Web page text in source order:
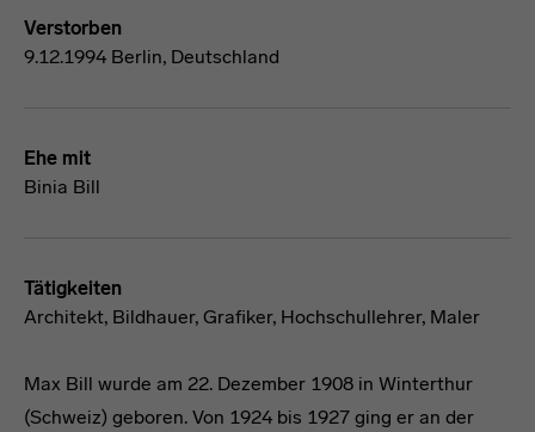
Verstorben
9.12.1994 Berlin, Deutschland
Ehe mit
Binia Bill
Tätigkeiten
Architekt, Bildhauer, Grafiker, Hochschullehrer, Maler
Max Bill wurde am 22. Dezember 1908 in Winterthur
(Schweiz) geboren. Von 1924 bis 1927 ging er an der